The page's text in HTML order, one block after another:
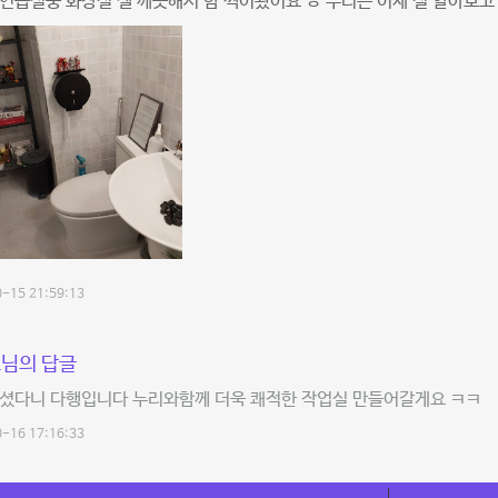
15 21:59:13
의 답글
다니 다행입니다 누리와함께 더욱 쾌적한 작업실 만들어갈게요 ㅋㅋ
16 17:16:33